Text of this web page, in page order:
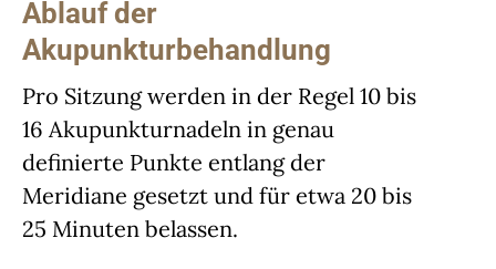
Ablauf der
Akupunkturbehandlung
Pro Sitzung werden in der Regel 10 bis
16 Akupunkturnadeln in genau
definierte Punkte entlang der
Meridiane gesetzt und für etwa 20 bis
25 Minuten belassen.